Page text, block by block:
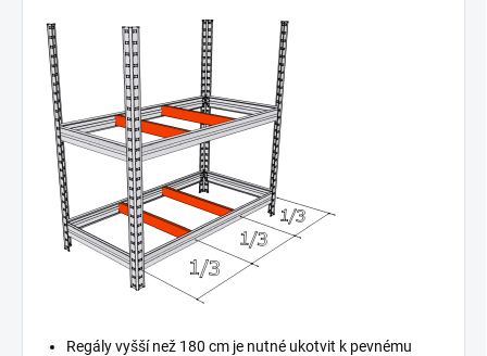
Regály vyšší než 180 cm je nutné ukotvit k pevnému